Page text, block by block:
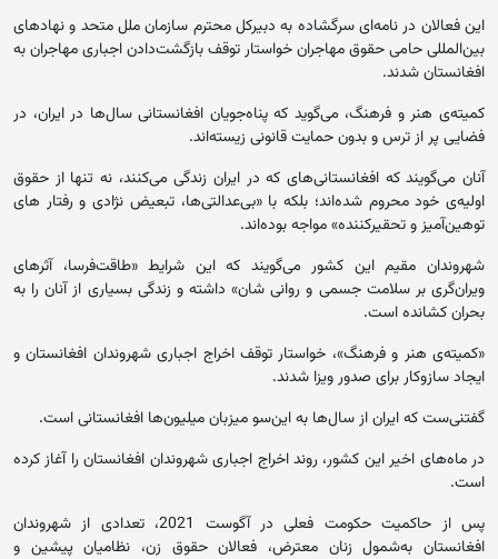
این فعالان در نامه‌ای سرگشاده به دبیرکل محترم سازمان ملل متحد و نهادهای
بین‌المللی حامی حقوق مهاجران خواستار توقف بازگشت‌دادن اجباری مهاجران به
افغانستان شدند.
کمیته‌ی هنر و فرهنگ، می‌گوید که پناه‌جویان افغانستانی سال‌ها در ایران، در
فضایی پر از ترس و بدون حمایت قانونی زیسته‌اند.
آنان می‌گویند که افغانستانی‌های که در ایران زندگی می‌کنند، نه تنها از حقوق
اولیه‌ی خود محروم شده‌اند؛ بلکه با «بی‌عدالتی‌ها، تبعیض نژادی و رفتار های
توهین‌آمیز و تحقیرکننده» مواجه بوده‌اند.
شهروندان مقیم این کشور می‌گویند که این شرایط «طاقت‌فرسا، آثرهای
ویران‌گری بر سلامت جسمی و روانی شان» داشته و زندگی بسیاری از آنان را به
بحران کشانده است.
«کمیته‌ی هنر و فرهنگ»، خواستار توقف اخراج اجباری شهروندان افغانستان و
ایجاد سازوکار برای صدور ویزا شدند.
گفتنی‌ست که ایران از سال‌ها به این‌سو میزبان میلیون‌ها افغانستانی‌ است.
در ماه‌های اخیر این کشور، روند اخراج اجباری شهروندان افغانستان را آغاز کرده
است.
پس از حاکمیت حکومت فعلی در آگوست 2021، تعدادی از شهروندان
افغانستان به‌شمول زنان معترض، فعالان حقوق زن، نظامیان پیشین و